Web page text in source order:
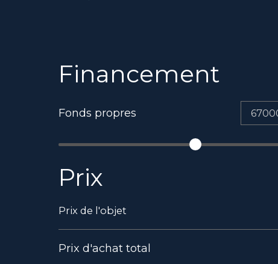
Financement
Fonds propres
Prix
Prix de l'objet
Prix d'achat total